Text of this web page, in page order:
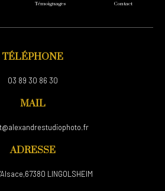
Témoignages Contact
TÉLÉPHONE
03 89 30 86 30
MAIL
ADRESSE
LINGOLSHEIM